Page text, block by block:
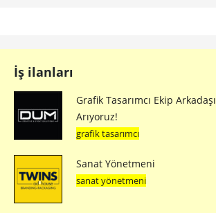
İş ilanları
Grafik Tasarımcı Ekip Arkadaşı
Arıyoruz!
grafik tasarımcı
Sanat Yönetmeni
sanat yönetmeni